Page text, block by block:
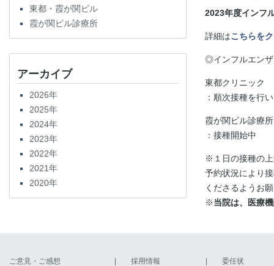
東都・霞が関ビル
霞が関ビル診療所
アーカイブ
2026年
2025年
2024年
2023年
2022年
2021年
2020年
2023年度インフ
詳細はこちらを
◎インフルエン
東都クリニック
：順次接種を行
霞が関ビル診療
：接種開始中
※１日の接種の
予約状況により
くださるようお
※当院は、医療
ご意見・ご感想 採用情報
委任状